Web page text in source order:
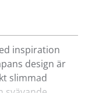
inspiration
design är
slimmad